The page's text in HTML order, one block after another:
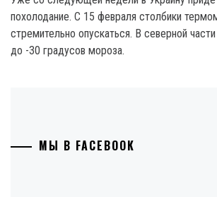
похолодание. С 15 февраля столбики
стремительно опускаться. В северной
до -30 градусов мороза.
МЫ В FACEBOOK